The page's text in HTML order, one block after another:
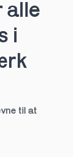
alle
i
til at